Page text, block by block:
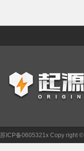
苏ICP备0605321x Copy right